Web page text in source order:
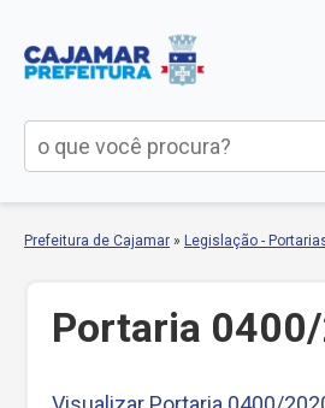
Prefeitura de Cajamar » Legislação -
Portaria